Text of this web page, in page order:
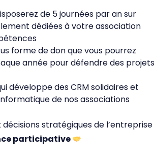
de 5 journées par an sur
dédiées à votre association
forme de don que vous pourrez
année pour défendre des projets
développe des CRM solidaires et
de nos associations
stratégiques de l’entreprise
participative